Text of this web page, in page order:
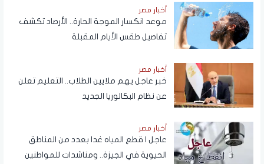
أخبار مصر
موعد انكسار الموجة الحارة.. الأرصاد تكشف
تفاصيل طقس الأيام المقبلة
أخبار مصر
خبر عاجل يهم ملايين الطلاب.. التعليم تعلن
عن نظام البكالوريا الجديد
أخبار مصر
عاجل | قطع المياه غدا بعدد من المناطق
الحيوية في الجيزة.. ومناشدات للمواطنين